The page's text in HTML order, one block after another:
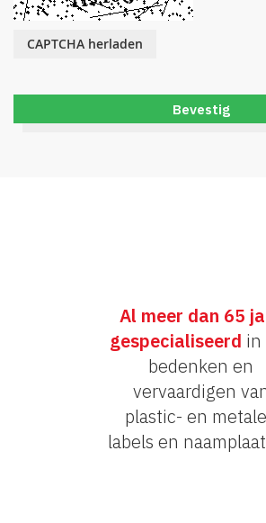
CAPTCHA herladen
Bevestig
Al meer dan 65
gespecialiseerd in
bedenken en
vervaardigen
plastic- en
labels en